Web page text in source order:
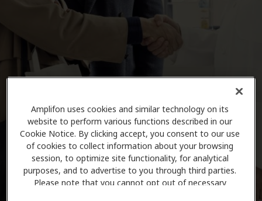
Amplifon uses cookies and similar technology on its
website to perform various functions described in our
Cookie Notice. By clicking accept, you consent to our use
of cookies to collect information about your browsing
session, to optimize site functionality, for analytical
purposes, and to advertise to you through third parties.
Please note that you cannot opt out of necessary